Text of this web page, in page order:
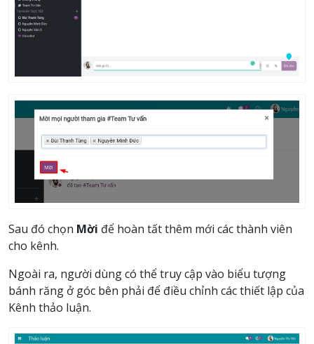
Sau đó chọn Mời để hoàn tất thêm mới các thành viên
cho kênh.
Ngoài ra, người dùng có thể truy cập vào biểu tượng
bánh răng ở góc bên phải để điều chỉnh các thiết lập của
Kênh thảo luận.